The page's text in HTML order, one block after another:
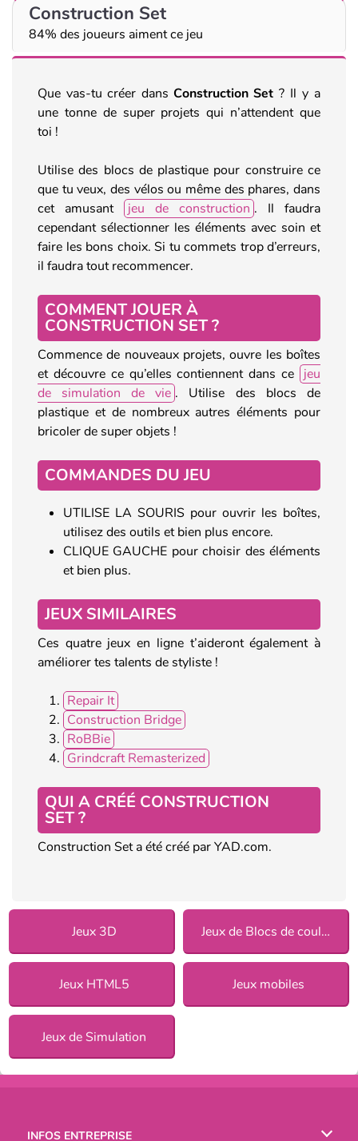
Construction Set
84% des joueurs aiment ce jeu
Que vas-tu créer dans Construction Set ? Il y a
une tonne de super projets qui n’attendent que
toi !
Utilise des blocs de plastique pour construire ce
que tu veux, des vélos ou même des phares, dans
cet amusant
jeu de construction . Il faudra
cependant sélectionner les éléments avec soin et
faire les bons choix. Si tu commets trop d’erreurs,
il faudra tout recommencer.
COMMENT JOUER À
CONSTRUCTION SET ?
Commence de nouveaux projets, ouvre les boîtes
et découvre ce qu’elles contiennent dans ce jeu
de simulation de vie . Utilise des blocs de
plastique et de nombreux autres éléments pour
bricoler de super objets !
COMMANDES DU JEU
UTILISE LA SOURIS pour ouvrir les boîtes,
utilisez des outils et bien plus encore.
CLIQUE GAUCHE pour choisir des éléments
et bien plus.
JEUX SIMILAIRES
Ces quatre jeux en ligne t’aideront également à
améliorer tes talents de styliste !
Repair It
Construction Bridge
RoBBie
Grindcraft Remasterized
QUI A CRÉÉ CONSTRUCTION
SET ?
Construction Set a été créé par YAD.com.
Jeux 3D Jeux de Blocs de couleurs
Jeux HTML5 Jeux mobiles
Jeux de Simulation
INFOS ENTREPRISE